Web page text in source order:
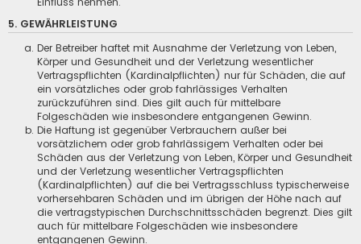
5. GEWÄHRLEISTUNG
Der Betreiber haftet mit Ausnahme der Verletzung von Leben,
Körper und Gesundheit und der Verletzung wesentlicher
Vertragspflichten (Kardinalpflichten) nur für Schäden, die auf
ein vorsätzliches oder grob fahrlässiges Verhalten
zurückzuführen sind. Dies gilt auch für mittelbare
Folgeschäden wie insbesondere entgangenen Gewinn.
Die Haftung ist gegenüber Verbrauchern außer bei
vorsätzlichem oder grob fahrlässigem Verhalten oder bei
Schäden aus der Verletzung von Leben, Körper und Gesundheit
und der Verletzung wesentlicher Vertragspflichten
(Kardinalpflichten) auf die bei Vertragsschluss typischerweise
vorhersehbaren Schäden und im übrigen der Höhe nach auf
die vertragstypischen Durchschnittsschäden begrenzt. Dies gilt
auch für mittelbare Folgeschäden wie insbesondere
entgangenen Gewinn.